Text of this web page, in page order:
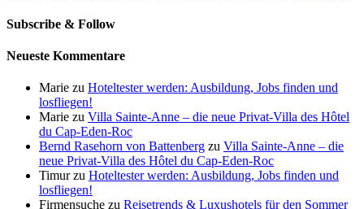
Subscribe & Follow
Neueste Kommentare
Marie zu Hoteltester werden: Ausbildung, Jobs finden und
losfliegen!
Marie zu Villa Sainte-Anne – die neue Privat-Villa des Hôtel
du Cap-Eden-Roc
Bernd Rasehorn von Battenberg zu Villa Sainte-Anne – die
neue Privat-Villa des Hôtel du Cap-Eden-Roc
Timurzu Hoteltester werden: Ausbildung, Jobs finden und
losfliegen!
Firmensuche zu Reisetrends & Luxushotels für den Sommer